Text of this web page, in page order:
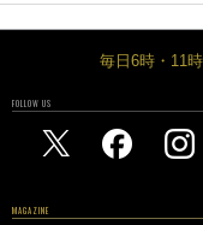
毎日6時・11
FOLLOW US
MAGAZINE